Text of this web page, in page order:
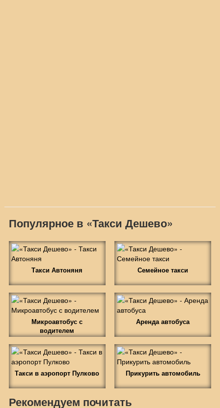
Популярное в «Такси Дешево»
Такси Автоняня Семейное такси
Микроавтобус с
водителем
Аренда автобуса
Такси в аэропорт Пулково Прикурить автомобиль
Рекомендуем почитать